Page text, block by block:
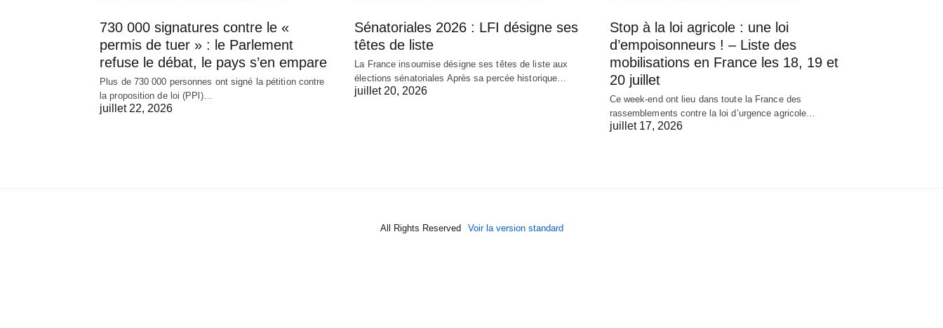
730 000 signatures contre le «
permis de tuer » : le Parlement
refuse le débat, le pays s’en empare
Plus de 730 000 personnes ont signé la pétition contre
la proposition de loi (PPl)…
juillet 22, 2026
Sénatoriales 2026 : LFI désigne ses
têtes de liste
La France insoumise désigne ses têtes de liste aux
élections sénatoriales Après sa percée historique…
juillet 20, 2026
Stop à la loi agricole : une loi
d’empoisonneurs ! – Liste des
mobilisations en France les 18, 19 et
20 juillet
Ce week-end ont lieu dans toute la France des
rassemblements contre la loi d’urgence agricole…
juillet 17, 2026
All Rights Reserved Voir la version standard